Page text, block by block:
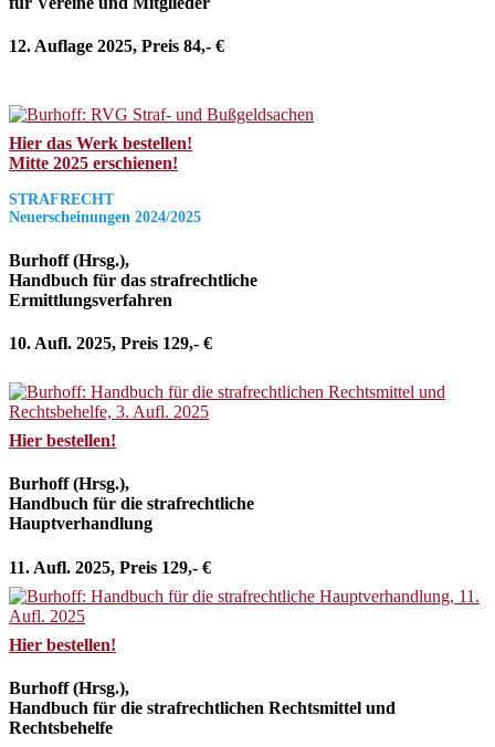
12. Auflage 2025, Preis 84,- €
Hier das Werk bestellen!
Mitte 2025 erschienen!
STRAFRECHT
Neuerscheinungen 2024/2025
Burhoff (Hrsg.),
Handbuch für das strafrechtliche
Ermittlungsverfahren
10. Aufl. 2025, Preis 129,- €
Hier bestellen!
Burhoff (Hrsg.),
Handbuch für die strafrechtliche
Hauptverhandlung
11. Aufl. 2025, Preis 129,- €
Hier bestellen!
Burhoff (Hrsg.),
Handbuch für die strafrechtlichen Rechtsmittel und
Rechtsbehelfe